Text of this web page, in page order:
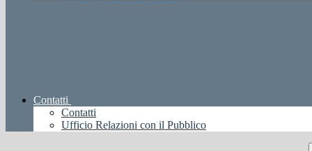
Contatti
Contatti
Ufficio Relazioni con il Pubblico